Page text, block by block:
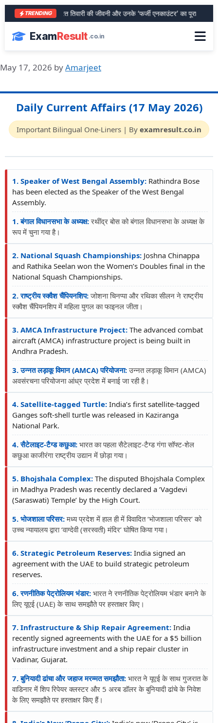
TRENDING
आरा के शेर भरत तिवारी की जीवनी और उनके ‘फर्जी एनकाउंटर’ का पूरा सच
ExamResult .co.in
May 17, 2026 byAmarjeet
Daily Current Affairs (17 May 2026)
Important Bilingual One-Liners | By examresult.co.in
1. Speaker of West Bengal Assembly: Rathindra Bose
has been elected as the Speaker of the West Bengal
Assembly.
1. बंगाल विधानसभा के अध्यक्ष:रथींद्र बोस को बंगाल विधानसभा के अध्यक्ष के
रूप में चुना गया है।
2. National Squash Championships: Joshna Chinappa
and Rathika Seelan won the Women’s Doubles final in the
National Squash Championships.
2. राष्ट्रीय स्क्वैश चैंपियनशिप:जोशना चिनप्पा और रथिका सीलन ने राष्ट्रीय
स्क्वैश चैंपियनशिप में महिला युगल का फाइनल जीता।
3. AMCA Infrastructure Project: The advanced combat
aircraft (AMCA) infrastructure project is being built in
Andhra Pradesh.
3. उन्नत लड़ाकू विमान (AMCA) परियोजना:उन्नत लड़ाकू विमान (AMCA)
अवसंरचना परियोजना आंध्र प्रदेश में बनाई जा रही है।
4. Satellite-tagged Turtle: India’s first satellite-tagged
Ganges soft-shell turtle was released in Kaziranga
National Park.
4. सैटेलाइट-टैग्ड कछुआ: भारत का पहला सैटेलाइट-टैग्ड गंगा सॉफ्ट-शेल
कछुआ काजीरंगा राष्ट्रीय उद्यान में छोड़ा गया।
5. Bhojshala Complex: The disputed Bhojshala Complex
in Madhya Pradesh was recently declared a ‘Vagdevi
(Saraswati) Temple’ by the High Court.
5. भोजशाला परिसर:मध्य प्रदेश में हाल ही में विवादित ‘भोजशाला परिसर’ को
उच्च न्यायालय द्वारा ‘वाग्देवी (सरस्वती) मंदिर’ घोषित किया गया।
6. Strategic Petroleum Reserves: India signed an
agreement with the UAE to build strategic petroleum
reserves.
6. रणनीतिक पेट्रोलियम भंडार: भारत ने रणनीतिक पेट्रोलियम भंडार बनाने के
लिए यूएई (UAE) के साथ समझौते पर हस्ताक्षर किए।
7. Infrastructure & Ship Repair Agreement: India
recently signed agreements with the UAE for a $5 billion
infrastructure investment and a ship repair cluster in
Vadinar, Gujarat.
7. बुनियादी ढांचा और जहाज मरम्मत समझौता: भारत ने यूएई के साथ गुजरात के
वाडिनार में शिप रिपेयर क्लस्टर और 5 अरब डॉलर के बुनियादी ढांचे के निवेश
के लिए समझौते पर हस्ताक्षर किए हैं।